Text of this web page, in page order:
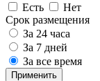
Есть
Нет
Срок размещения
За 24 часа
За 7 дней
За все время
Применить